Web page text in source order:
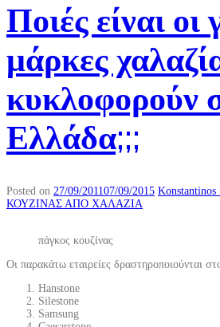
Ποιές είναι οι
μάρκες
κυκλοφορούν
Ελλάδα;;;
Posted on 27/09/201107/09/2015
ΚΟΥΖΙΝΑΣ ΑΠΟ ΧΑΛΑΖΙΑ
πάγκος κουζίνας
Οι παρακάτω εταιρείες δραστηροποιούνται
Hanstone
Silestone
Samsung